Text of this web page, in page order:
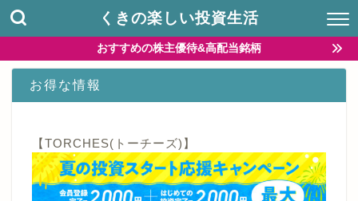
くきの楽しい投資生活
おすすめの株主優待&高配当銘柄
お得な情報
【TORCHES(トーチーズ)】